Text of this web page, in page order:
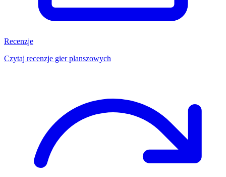
Recenzje
Czytaj recenzje gier planszowych